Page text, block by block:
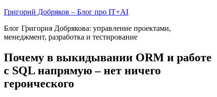
Skip
content
Григорий Добряков – Блог про IT+AI
Блог Григория Добрякова: управление проектами,
менеджмент, разработка и тестирование
Почему в выкидывании ORM и работе
с SQL напрямую – нет ничего
героического